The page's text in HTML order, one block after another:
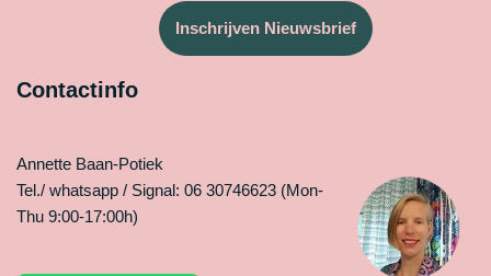
Inschrijven Nieuwsbrief
Contactinfo
Annette Baan-Potiek
Tel./ whatsapp / Signal: 06 30746623 (Mon-
Thu 9:00-17:00h)